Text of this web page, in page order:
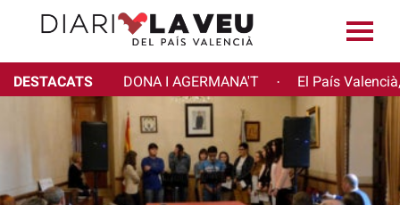
DESTACATS DONA I AGERMANA'T · El País